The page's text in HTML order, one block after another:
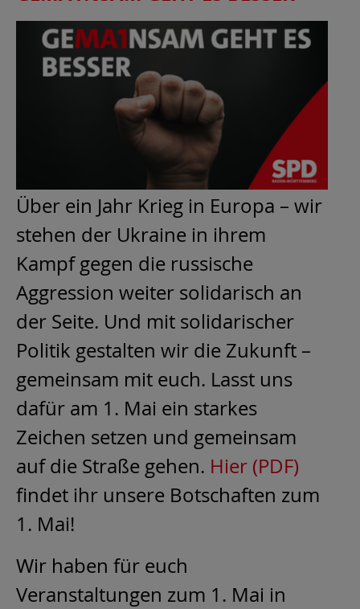
Über ein Jahr Krieg in Europa – wir
stehen der Ukraine in ihrem
Kampf gegen die russische
Aggression weiter solidarisch an
der Seite. Und mit solidarischer
Politik gestalten wir die Zukunft –
gemeinsam mit euch. Lasst uns
dafür am 1. Mai ein starkes
Zeichen setzen und gemeinsam
auf die Straße gehen. Hier (PDF)
findet ihr unsere Botschaften zum
1. Mai!
Wir haben für euch
Veranstaltungen zum 1. Mai in